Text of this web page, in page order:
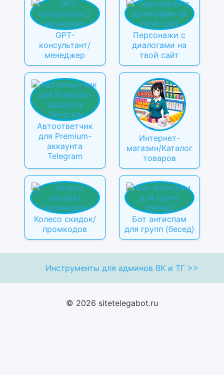
GPT-
консультант/
менеджер
Персонажи с
диалогами на
твой сайт
Автоответчик
для Premium-
аккаунта
Telegram
Интернет-
магазин/Каталог
товаров
Колесо скидок/
промкодов
Бот антиспам
для групп (бесед)
Инструменты для админов ВК и ТГ >>
© 2026 sitetelegabot.ru